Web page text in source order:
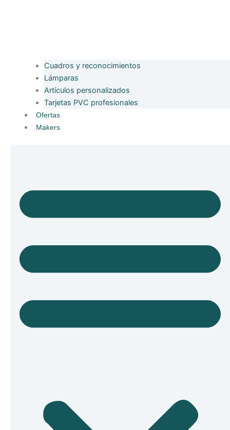
Cuadros y reconocimientos
Lámparas
Artículos personalizados
Tarjetas PVC profesionales
Ofertas
Makers